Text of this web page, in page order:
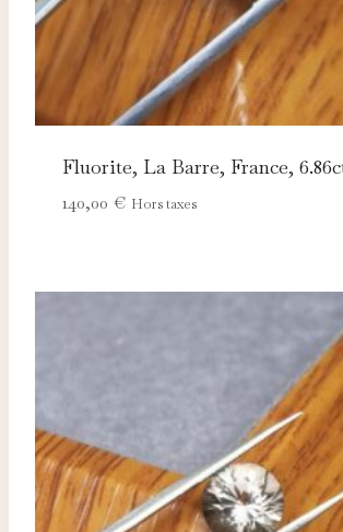
Fluorite, La Barre, France,
140,00 € Hors taxes